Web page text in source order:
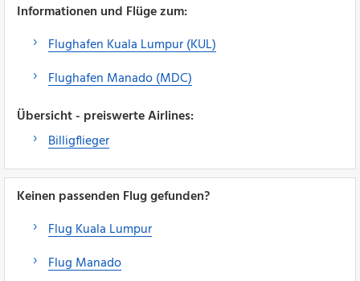
Informationen und Flüge zum:
Flughafen Kuala Lumpur (KUL)
Flughafen Manado (MDC)
Übersicht - preiswerte Airlines:
Billigflieger
Keinen passenden Flug gefunden?
Flug Kuala Lumpur
Flug Manado